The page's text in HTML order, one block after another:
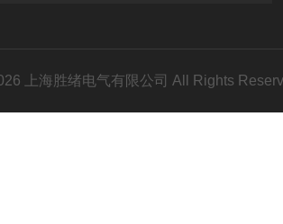
上海胜绪电气有限公司 All Rights